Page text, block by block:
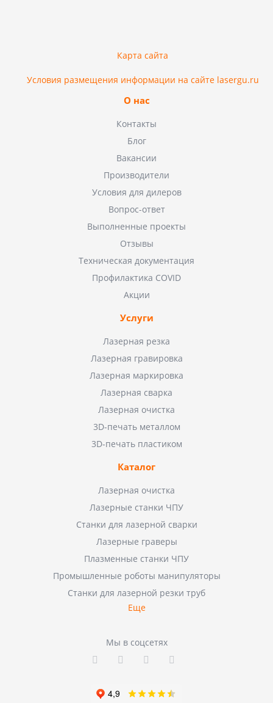
Карта сайта
Условия размещения информации на сайте lasergu.ru
О нас
Контакты
Блог
Вакансии
Производители
Условия для дилеров
Вопрос-ответ
Выполненные проекты
Отзывы
Техническая документация
Профилактика COVID
Акции
Услуги
Лазерная резка
Лазерная гравировка
Лазерная маркировка
Лазерная сварка
Лазерная очистка
3D-печать металлом
3D-печать пластиком
Каталог
Лазерная очистка
Лазерные станки ЧПУ
Станки для лазерной сварки
Лазерные граверы
Плазменные станки ЧПУ
Промышленные роботы манипуляторы
Станки для лазерной резки труб
Еще
Мы в соцсетях